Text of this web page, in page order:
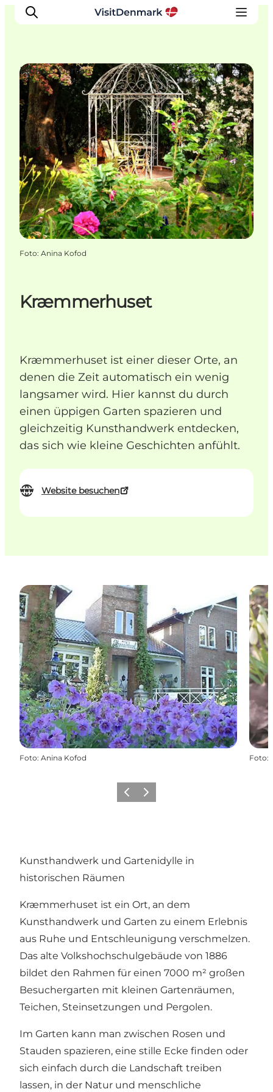
Inspiration
Regionen
Erlebnisse
Unterkünfte
Reiseplanung
Kræmmerhuset
Kræmmerhuset ist einer dieser Orte, an
denen die Zeit automatisch ein wenig
langsamer wird. Hier kannst du durch
einen üppigen Garten spazieren und
gleichzeitig Kunsthandwerk entdecken,
das sich wie kleine Geschichten anfühlt.
Website besuchen
Parks & Gärten
Foto: Anina Kofod
Foto: Anina Kofod Foto:
ZurückWeiter
Kunsthandwerk und Gartenidylle in
historischen Räumen
Kræmmerhuset ist ein Ort, an dem
Kunsthandwerk und Garten zu einem Erlebnis
aus Ruhe und Entschleunigung verschmelzen.
Das alte Volkshochschulgebäude von 1886
bildet den Rahmen für einen 7000 m² großen
Besuchergarten mit kleinen Gartenräumen,
Teichen, Steinsetzungen und Pergolen.
Im Garten kann man zwischen Rosen und
Stauden spazieren, eine stille Ecke finden oder
sich einfach durch die Landschaft treiben
lassen, in der Natur und menschliche